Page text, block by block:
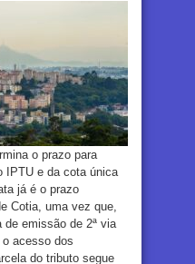
o prazo para
IPTU e da cota única
já é o prazo
Cotia, uma vez que,
emissão de 2ª via
acesso dos
do tributo segue